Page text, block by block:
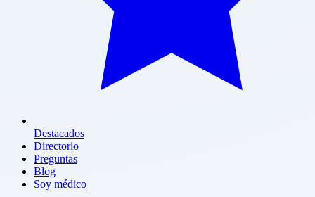
Destacados
Directorio
Preguntas
Blog
Soy médico